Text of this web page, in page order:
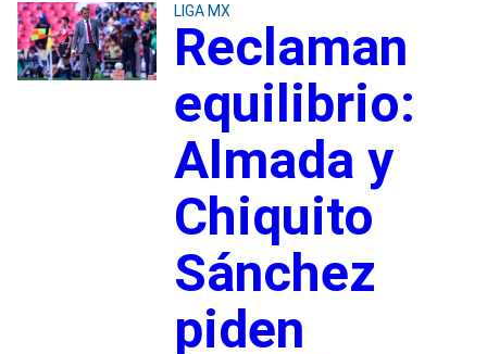
LIGA MX
Reclaman
equilibrio:
Almada y
Chiquito
Sánchez
piden